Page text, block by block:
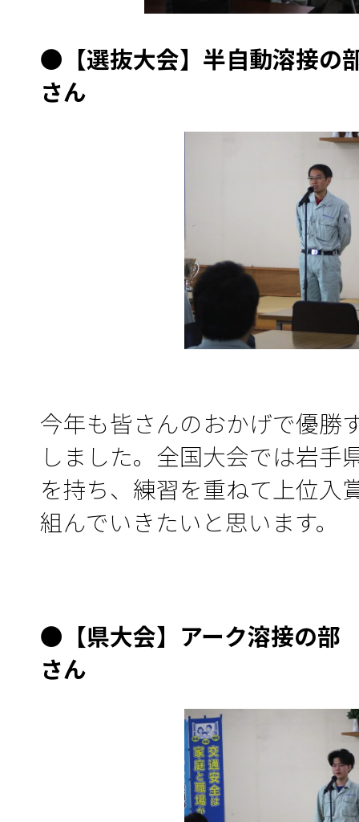
● 【選抜大会】半自動溶接
さん
今年も皆さんのおかげで優勝
しました。全国大会では岩手
を持ち、練習を重ねて上位入
組んでいきたいと思います。
● 【県大会】アーク溶接の
さん